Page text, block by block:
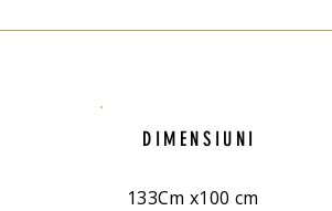
DIMENSIUNI
133Cm x100 cm